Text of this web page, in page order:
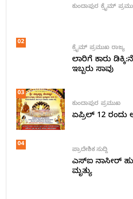
ಕುಂದಾಪುರ ಕ್ರೈಮ್
02
ಕ್ರೈಮ್ ಪ್ರಮುಖ ರಾಜ್ಯ
ಲಾರಿಗೆ ಕಾರು
ಇಬ್ಬರು ಸಾವು
03
ಕುಂದಾಪುರ ಪ್ರಮುಖ
ಏಪ್ರಿಲ್ 12 ರಂದು
04
ಪ್ರಾದೇಶಿಕ ಸುದ್ದಿ
ಎಸ್ಐ ನಾಸೀರ್
ಮೃತ್ಯು